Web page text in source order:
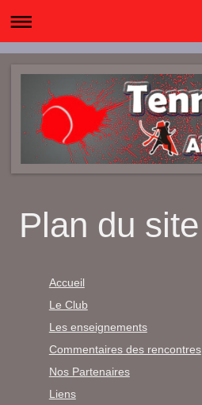
Plan du site
Accueil
Le Club
Les enseignements
Commentaires des rencontres
Nos Partenaires
Liens